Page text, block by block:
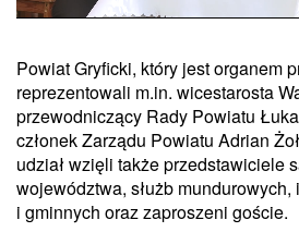
Powiat Gryficki, który jest organem
reprezentowali m.in. wicestarosta
przewodniczący Rady Powiatu
członek Zarządu Powiatu Adrian
udział wzięli także przedstawiciele
województwa, służb
i gminnych oraz zaproszeni goście.